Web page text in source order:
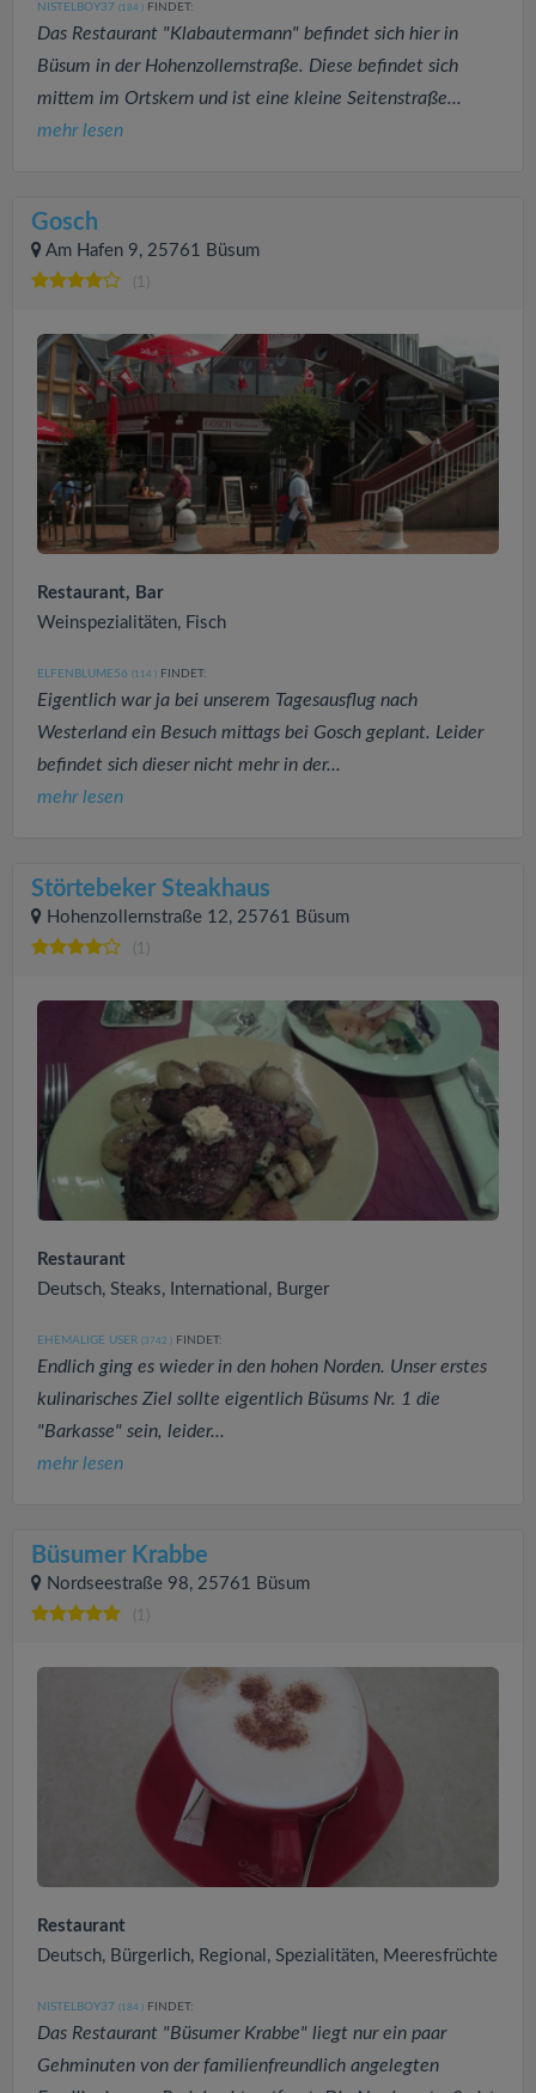
NISTELBOY37 (184 ) FINDET:
Das Restaurant "Klabautermann" befindet sich hier in
Büsum in der Hohenzollernstraße. Diese befindet sich
mittem im Ortskern und ist eine kleine Seitenstraße...
mehr lesen
Gosch
Am Hafen 9, 25761 Büsum
Restaurant, Bar
Weinspezialitäten, Fisch
ELFENBLUME56 (114 ) FINDET:
Eigentlich war ja bei unserem Tagesausflug nach
Westerland ein Besuch mittags bei Gosch geplant. Leider
befindet sich dieser nicht mehr in der...
mehr lesen
Störtebeker Steakhaus
Hohenzollernstraße 12, 25761 Büsum
(1)
Restaurant
Deutsch, Steaks, International, Burger
EHEMALIGE USER (3742 ) FINDET:
Endlich ging es wieder in den hohen Norden. Unser erstes
kulinarisches Ziel sollte eigentlich Büsums Nr. 1 die
"Barkasse" sein, leider...
mehr lesen
Büsumer Krabbe
Nordseestraße 98, 25761 Büsum
(1)
Restaurant
Deutsch, Bürgerlich, Regional, Spezialitäten, Meeresfrüchte
NISTELBOY37 (184 ) FINDET:
Das Restaurant "Büsumer Krabbe" liegt nur ein paar
Gehminuten von der familienfreundlich angelegten